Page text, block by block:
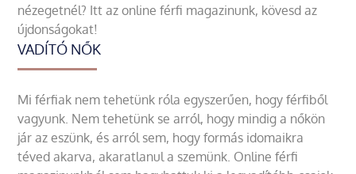
nézegetnél? Itt az online férfi magazinunk, kövesd az
újdonságokat!
VADÍTÓ NŐK
Mi férfiak nem tehetünk róla egyszerűen, hogy férfiből
vagyunk. Nem tehetünk se arról, hogy mindig a nőkön
jár az eszünk, és arról sem, hogy formás idomaikra
téved akarva, akaratlanul a szemünk. Online férfi